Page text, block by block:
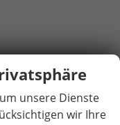
unsere Dienste
wir Ihre